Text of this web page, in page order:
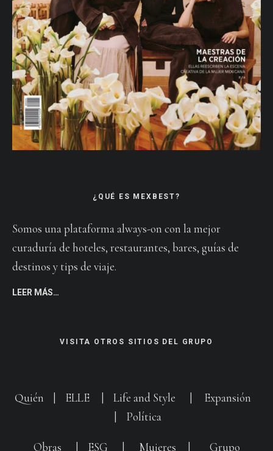
¿QUÉ ES MEXBEST?
Somos una plataforma always-on con la mejor
curaduría de hoteles, restaurantes, bares, guías de
destinos y tips de viaje.
LEER MÁS…
VISITA OTROS SITIOS DEL GRUPO
Quién ELLE Life and Style
Expansión
Política
Obras ESG Mujeres Grupo